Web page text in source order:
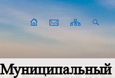
Муниципальный